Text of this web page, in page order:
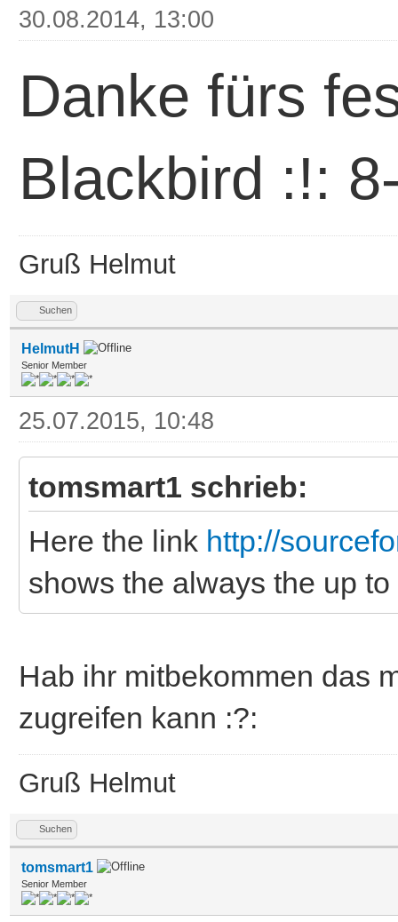
30.08.2014, 13:00
Danke fürs
Blackbird :!:
Gruß Helmut
Suchen
HelmutH
Senior Member
25.07.2015, 10:48
tomsmart1 schrieb:
Here the link http://
shows the always the up
Hab ihr mitbekommen das
zugreifen kann :?:
Gruß Helmut
Suchen
tomsmart1
Senior Member